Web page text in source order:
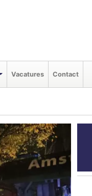
Vacatures Contact